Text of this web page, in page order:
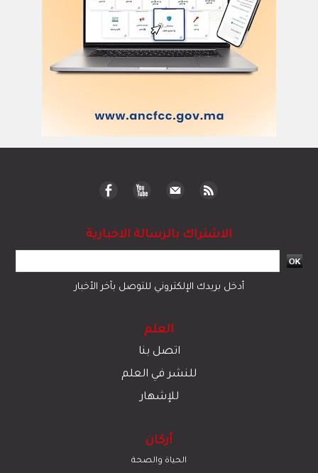
الاشتراك بالرسالة الاخبارية
أدخل بريدك الإلكتروني للتوصل بآخر الأخبار
العلم
اتصل بنا
للنشر في العلم
للإشهار
أركان
الحياة والصحة